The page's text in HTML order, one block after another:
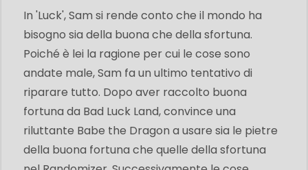
In 'Luck', Sam si rende conto che il mondo ha
bisogno sia della buona che della sfortuna.
Poiché è lei la ragione per cui le cose sono
andate male, Sam fa un ultimo tentativo di
riparare tutto. Dopo aver raccolto buona
fortuna da Bad Luck Land, convince una
riluttante Babe the Dragon a usare sia le pietre
della buona fortuna che quelle della sfortuna